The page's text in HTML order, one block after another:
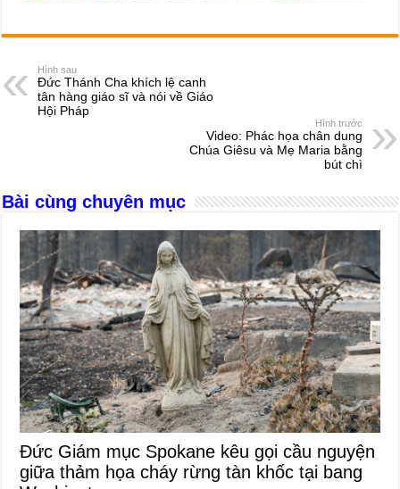
c
e
b
o
ss
n
g
at
A
e
d
s
er ail ar
Hình sau
Đức Thánh Cha khích lệ canh
tân hàng giáo sĩ và nói về Giáo
Hội Pháp
Hình trước
Video: Phác họa chân dung
Chúa Giêsu và Mẹ Maria bằng
bút chì
Bài cùng chuyên mục
Đức Giám mục Spokane kêu gọi cầu nguyện
giữa thảm họa cháy rừng tàn khốc tại bang